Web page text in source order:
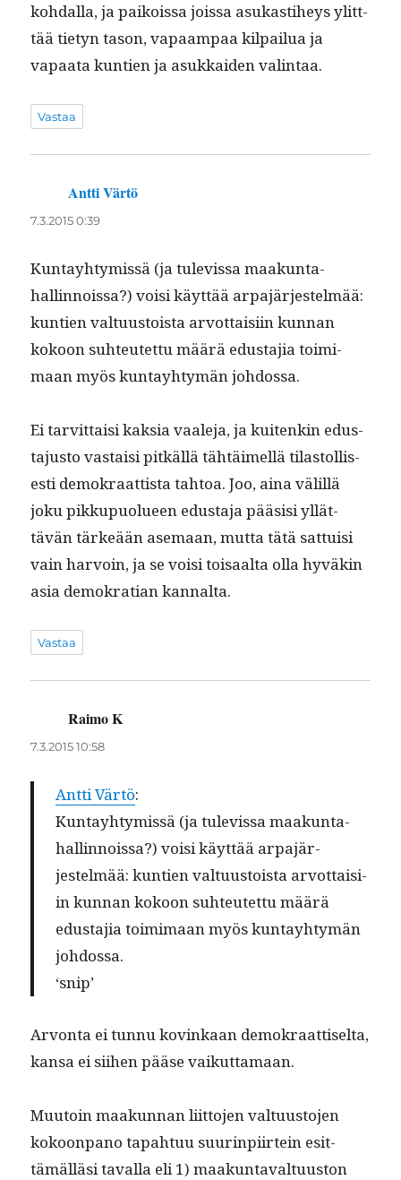
kohdal­la, ja paikois­sa jois­sa asukasti­heys ylitt­
tää tietyn tason, vapaam­paa kil­pailua ja
vapaa­ta kun­tien ja asukkaiden valintaa.
Vastaa
Antti Värtö
7.3.2015 0:39
Kun­tay­htymis­sä (ja tule­vis­sa maakun­ta­
hallinnois­sa?) voisi käyt­tää arpa­jär­jestelmää:
kun­tien val­tu­us­toista arvot­taisi­in kun­nan
kokoon suh­teutet­tu määrä edus­ta­jia toim­i­
maan myös kun­tay­htymän johdossa.
Ei tarvit­taisi kak­sia vaale­ja, ja kuitenkin edus­
ta­jus­to vas­taisi pitkäl­lä tähtäimel­lä tilas­tol­lis­
es­ti demokraat­tista tah­toa. Joo, aina välil­lä
joku pikkupuolueen edus­ta­ja pää­sisi yllät­
tävän tärkeään ase­maan, mut­ta tätä sat­tuisi
vain har­voin, ja se voisi toisaal­ta olla hyväkin
asia demokra­t­ian kannalta.
Vastaa
Raimo K
7.3.2015 10:58
Antti Värtö:
Kun­tay­htymis­sä (ja tule­vis­sa maakun­ta­
hallinnois­sa?) voisi käyt­tää arpa­jär­
jestelmää: kun­tien val­tu­us­toista arvot­taisi­
in kun­nan kokoon suh­teutet­tu määrä
edus­ta­jia toim­i­maan myös kun­tay­htymän
johdossa.
‘snip’
Arvon­ta ei tun­nu kovinkaan demokraat­tiselta,
kansa ei siihen pääse vaikuttamaan.
Muu­toin maakun­nan liit­to­jen val­tu­us­to­jen
kokoon­pano tapah­tuu suur­in­pi­irtein esit­
tämäl­läsi taval­la eli 1) maakun­taval­tu­us­ton